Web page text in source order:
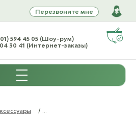
Перезвоните мне
594 45 05 (Шоу-рум)
30 41 (Интернет-заказы)
/